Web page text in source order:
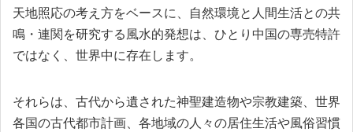
天地照応の考え方をベースに、自然環境と人間生活との共
鳴・連関を研究する風水的発想は、ひとり中国の専売特許
ではなく、世界中に存在します。
それらは、古代から遺された神聖建造物や宗教建築、世界
各国の古代都市計画、各地域の人々の居住生活や風俗習慣